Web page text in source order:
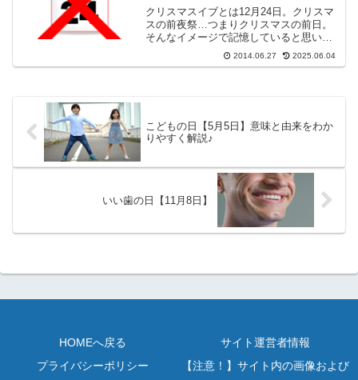
クリスマスイブとは12月24日。クリスマ
スの前夜祭…つまりクリスマスの前日。
そんなイメージで記憶していると思いま
す。しかしながら、本来のクリスマスイ
ブとは24日のことではないそうです。
2014.06.27 2025.06.04
こどもの日【5月5日】意味と由来をわか
りやすく解説♪
いい歯の日【11月8日】
HOMEへ戻る
サイト運営者情報
プライバシーポリシー
【注意！】サイト内の画像および